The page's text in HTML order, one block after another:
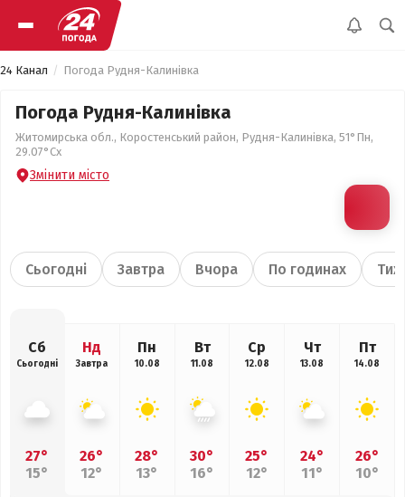
24 Канал Погода Рудня-Калинівка
Погода Рудня-Калинівка
Житомирська обл., Коростенський район, Рудня-Калинівка, 51°Пн,
29.07°Сх
Змінити місто
Сьогодні Завтра Вчора По годинах
Сб
Сьогодні
27°
15°
Нд
Завтра
26°
12°
Пн
10.08
28°
13°
Вт
11.08
30°
16°
Ср
12.08
25°
12°
Чт
13.08
24°
11°
Пт
14.08
26°
10°